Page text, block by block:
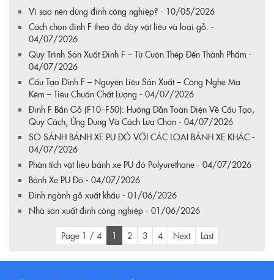
Vì sao nên dùng đinh công nghiệp? - 10/05/2026
Cách chọn đinh F theo độ dày vật liệu và loại gỗ. -
04/07/2026
Quy Trình Sản Xuất Đinh F – Từ Cuộn Thép Đến Thành Phẩm -
04/07/2026
Cấu Tạo Đinh F – Nguyên Liệu Sản Xuất – Công Nghệ Mạ
Kẽm – Tiêu Chuẩn Chất Lượng - 04/07/2026
Đinh F Bắn Gỗ (F10–F50): Hướng Dẫn Toàn Diện Về Cấu Tạo,
Quy Cách, Ứng Dụng Và Cách Lựa Chọn - 04/07/2026
SO SÁNH BÁNH XE PU ĐỎ VỚI CÁC LOẠI BÁNH XE KHÁC -
04/07/2026
Phân tích vật liệu bánh xe PU đỏ Polyurethane - 04/07/2026
Bánh Xe PU Đỏ - 04/07/2026
Đinh ngành gỗ xuất khẩu - 01/06/2026
Nhà sản xuất đinh công nghiệp - 01/06/2026
Page 1 / 4 1 2 3 4 Next Last